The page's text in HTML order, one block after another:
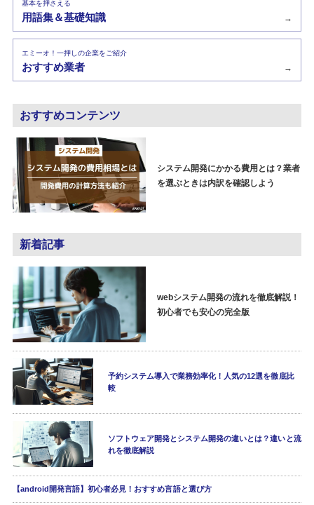
基本を押さえる
用語集＆基礎知識 →
エミーオ！一押しの企業をご紹介
おすすめ業者 →
おすすめコンテンツ
システム開発にかかる費用とは？業者
を選ぶときは内訳を確認しよう
新着記事
webシステム開発の流れを徹底解説！
初心者でも安心の完全版
予約システム導入で業務効率化！人気の12選を徹底比
較
ソフトウェア開発とシステム開発の違いとは？違いと流
れを徹底解説
【android開発言語】初心者必見！おすすめ言語と選び方